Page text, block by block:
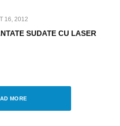
16, 2012
SUDATE CU LASER
MORE